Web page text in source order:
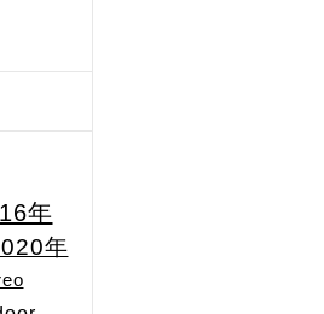
年
年